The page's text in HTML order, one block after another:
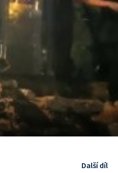
Další díl